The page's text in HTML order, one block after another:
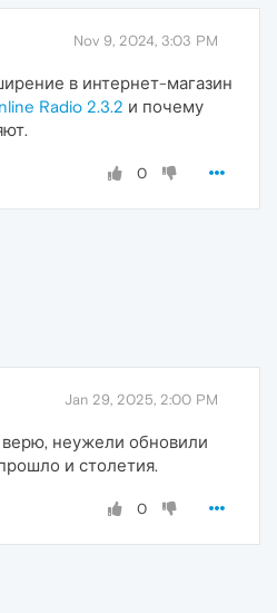
Nov 9, 2024, 3:03 PM
в интернет-магазин
Radio 2.3.2 и почему
0
Jan 29, 2025, 2:00 PM
неужели обновили
и столетия.
0